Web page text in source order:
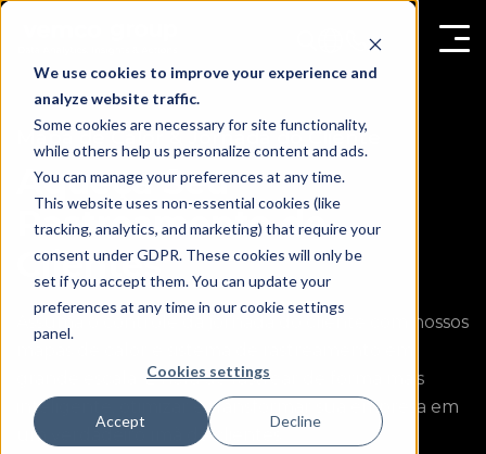
We use cookies to improve your experience and
analyze website traffic.
Some cookies are necessary for site functionality,
while others help us personalize content and ads.
You can manage your preferences at any time.
This website uses non-essential cookies (like
tracking, analytics, and marketing) that require your
consent under GDPR. These cookies will only be
set if you accept them. You can update your
preferences at any time in our cookie settings
panel.
Cookies settings
Accept Decline
Mapa de Calor & Jornada do Cliente
Aqueça Seu
Rastreamento de
Clientes
Assuma o controle da jornada do cliente com nossos
grande escala. É hora de rastrear de forma mais
inteligente, otimizar e transformar sua empresa em
um verdadeiro ímã de clientes.